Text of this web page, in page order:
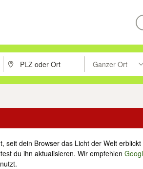
mit den Pfeiltasten nach oben/
PLZ oder Ort eingeben. Eingabetaste
Ganzer Ort
Suche im
seit dein Browser das Licht der Welt
du ihn aktualisieren. Wir empfehlen